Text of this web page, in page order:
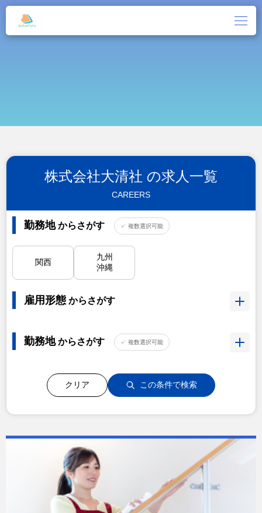
株式会社大清社 の求人一覧
CAREERS
勤務地からさがす ✓ 複数選択可能
関西
九州
沖縄
雇用形態 からさがす
勤務地からさがす ✓ 複数選択可能
クリア この条件で検索